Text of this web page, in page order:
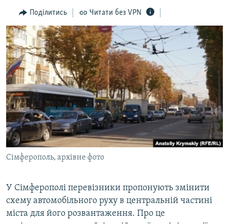
навігації
Перейти
до
пошуку
БЛОГИ
ПОГЛЯД
ІНТЕРВ'Ю
ВСЕ ЗА ДЕНЬ
СПЕЦПРОЕКТИ
ДЕПОРТАЦІЯ
ВІДЕОУРОКИ «ELIFBE»
СВІДЧЕННЯ ОКУПАЦІЇ
УКРАЇНСЬКА ПРОБЛЕМА КРИМУ
ЯК ОБІЙТИ БЛОКУВАННЯ
Русский
Qırımtatar
Поділитись Читати без VPN
Сімферополь, архівне фото
У Сімферополі перевізники пропонують змінити
схему автомобільного руху в центральній частині
міста для його розвантаження. Про це